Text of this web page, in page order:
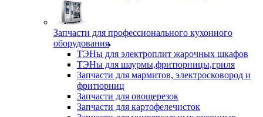
Запчасти для профессионального кухонного
оборудования
ТЭНы для электроплит жарочных шкафов
ТЭНы для шаурмы,фритюрницы,гриля
Запчасти для мармитов, электросковород и
фритюрниц
Запчасти для овощерезок
Запчасти для картофелечисток